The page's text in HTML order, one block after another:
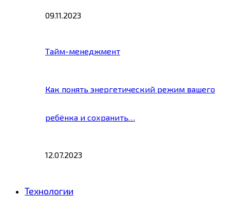
09.11.2023
Тайм-менеджмент
Как понять энергетический режим вашего
ребёнка и сохранить…
12.07.2023
Технологии